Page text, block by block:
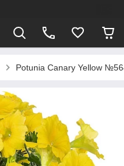
Potunia Canary Yellow